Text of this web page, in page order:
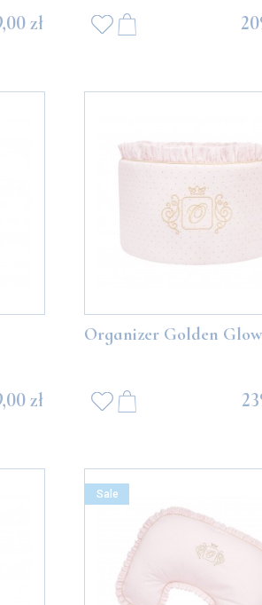
zł
zł
Organizer Golden Glow
Sale